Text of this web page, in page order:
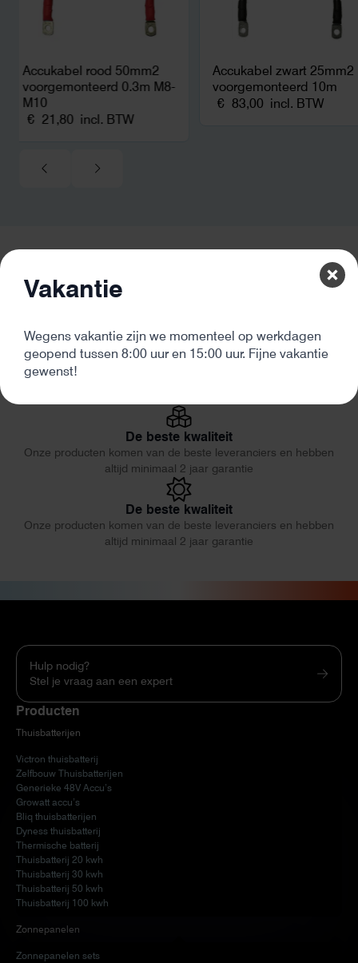
Accukabel rood 50mm2
voorgemonteerd 0.3m M8-
M10
€ 21,80 incl. BTW
Accukabel zwart 25mm2
voorgemonteerd 10m
€ 83,00 incl. BTW
Eerlijk en deskundig advies
Onze producten komen van de beste leveranciers en hebben
De beste kwaliteit
Onze producten komen van de beste leveranciers en hebben
altijd minimaal 2 jaar garantie
De beste kwaliteit
Onze producten komen van de beste leveranciers en hebben
altijd minimaal 2 jaar garantie
Hulp nodig?
Stel je vraag aan een expert
Producten
Thuisbatterijen
Victron thuisbatterij
Zelfbouw Thuisbatterijen
Generieke 48V Accu’s
Growatt accu’s
Bliq thuisbatterijen
Dyness thuisbatterij
Thermische batterij
Thuisbatterij 20 kwh
Thuisbatterij 30 kwh
Thuisbatterij 50 kwh
Thuisbatterij 100 kwh
Zonnepanelen
Zonnepanelen sets
Vakantie
Wegens vakantie zijn we momenteel op werkdagen
geopend tussen 8:00 uur en 15:00 uur. Fijne vakantie
gewenst!